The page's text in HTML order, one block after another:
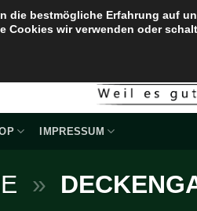
IMPRESSUM
»
die bestmögliche Erfahrung auf
Cookies wir verwenden oder